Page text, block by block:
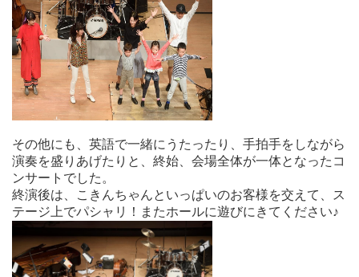
その他にも、英語で一緒にうたったり、手拍手をしながら
演奏を盛りあげたりと、終始、会場全体が一体となったコ
ンサートでした。
終演後は、こきんちゃんといっぱいのお客様を交えて、ス
テージ上でパシャリ！またホールに遊びにきてください♪